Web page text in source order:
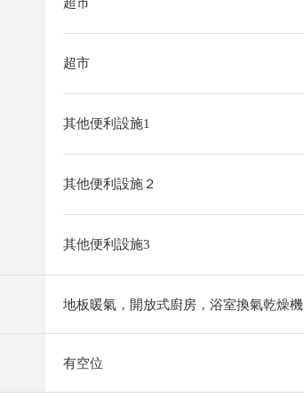
超市
其他便利設施1
其他便利設施２
其他便利設施3
地板暖氣，開放式廚房，浴室換氣乾燥機
有空位